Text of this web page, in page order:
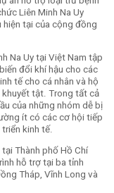
Liên Minh Na Uy
hiện tại của cộng đồng
Na Uy tại Việt Nam tập
đổi khí hậu cho các
tế cho cá nhân và hộ
khuyết tật. Trong tất cả
của những nhóm dễ bị
ít có các cơ hội tiếp
kinh tế.
Thành phố Hồ Chí
hỗ trợ tại ba tỉnh
Tháp, Vĩnh Long và